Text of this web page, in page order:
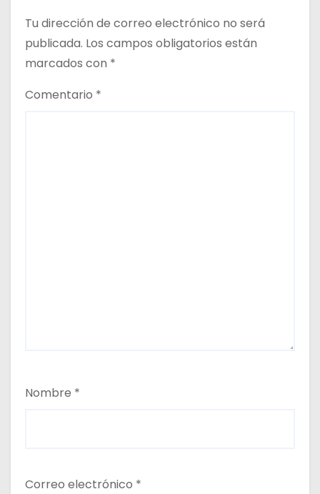
a
d
a
s
Tu dirección de correo electrónico no será
publicada. Los campos obligatorios están
marcados con *
Comentario *
Nombre *
Correo electrónico *